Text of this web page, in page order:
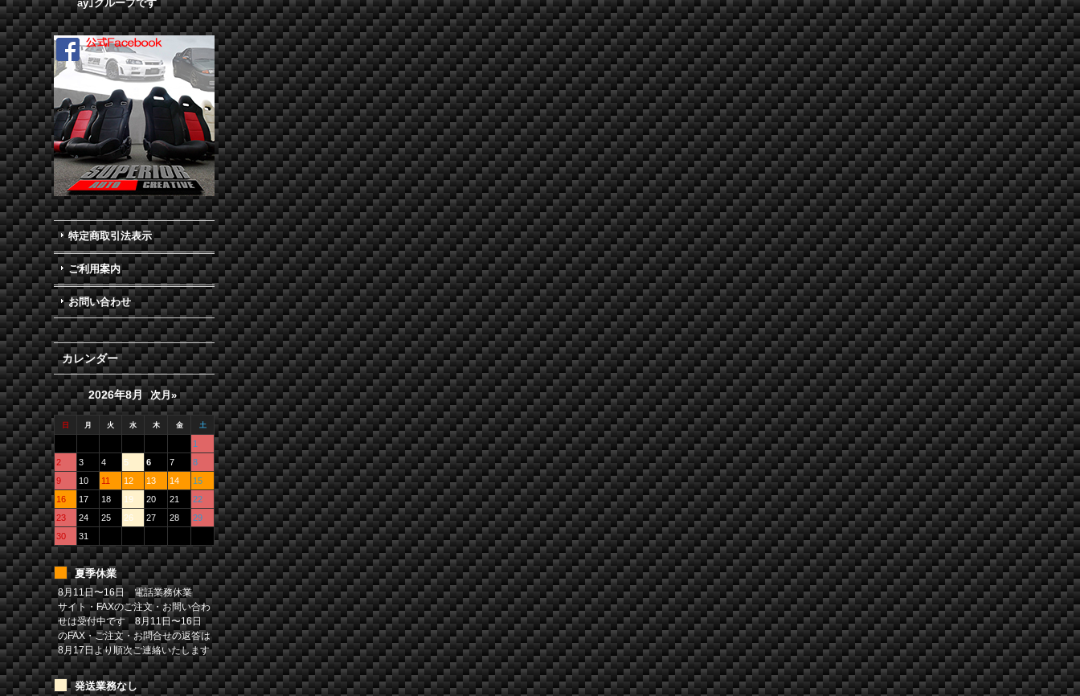
ay｣グループです
特定商取引法表示
ご利用案内
お問い合わせ
カレンダー
2026年8月 次月»
日 月 火 水 木 金 土
1
2
3 4 5 6 7
8
9
10 11 12 13 14
15
16
17 18 19 20 21
22
23
24 25 26 27 28
29
30
31
夏季休業
8月11日〜16日 電話業務休業
サイト・FAXのご注文・お問い合わ
せは受付中です 8月11日〜16日
のFAX・ご注文・お問合せの返答は
8月17日より順次ご連絡いたします
発送業務なし